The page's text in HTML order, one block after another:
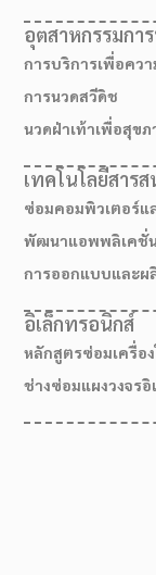
เส้นทางมาโรงเรียน
อุตสาหกรรมกา
การบริการเพื่อควา
การนวดสวีดิช
นวดฝ่าเท้าเพื่อสุข
เทคโนโลยีสาร
ซ่อมคอมพิวเตอร์แ
พัฒนาแอพพลิเคชั่
การออกแบบและ
อิเล็กทรอนิกส์
หลักสูตรซ่อมเครื่อ
ช่างซ่อมแผงวงจร